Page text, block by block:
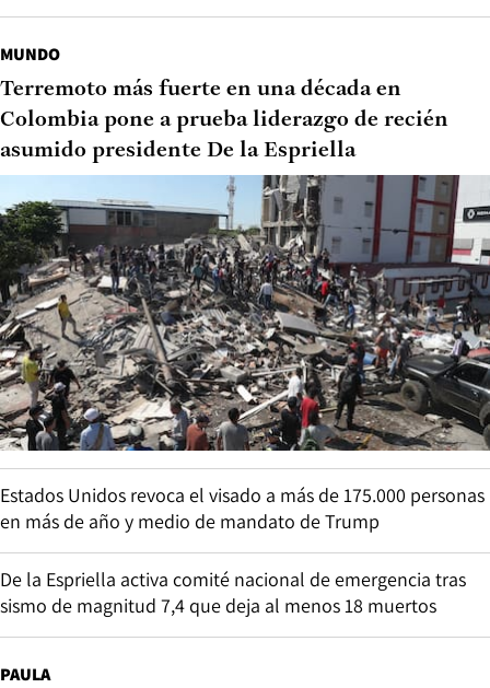
MUNDO
Terremoto más fuerte en una década en
Colombia pone a prueba liderazgo de recién
asumido presidente De la Espriella
Estados Unidos revoca el visado a más de 175.000 personas
en más de año y medio de mandato de Trump
De la Espriella activa comité nacional de emergencia tras
sismo de magnitud 7,4 que deja al menos 18 muertos
PAULA